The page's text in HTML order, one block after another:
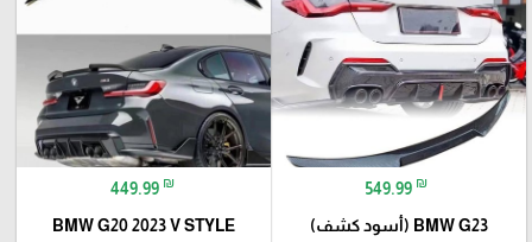
549.99 ₪
BMW G23 (أسود كشف)
449.99 ₪
BMW G20 2023 V STYLE